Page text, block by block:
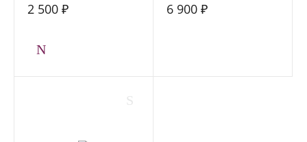
2 500 ₽
камерой заднего вида
6 900 ₽